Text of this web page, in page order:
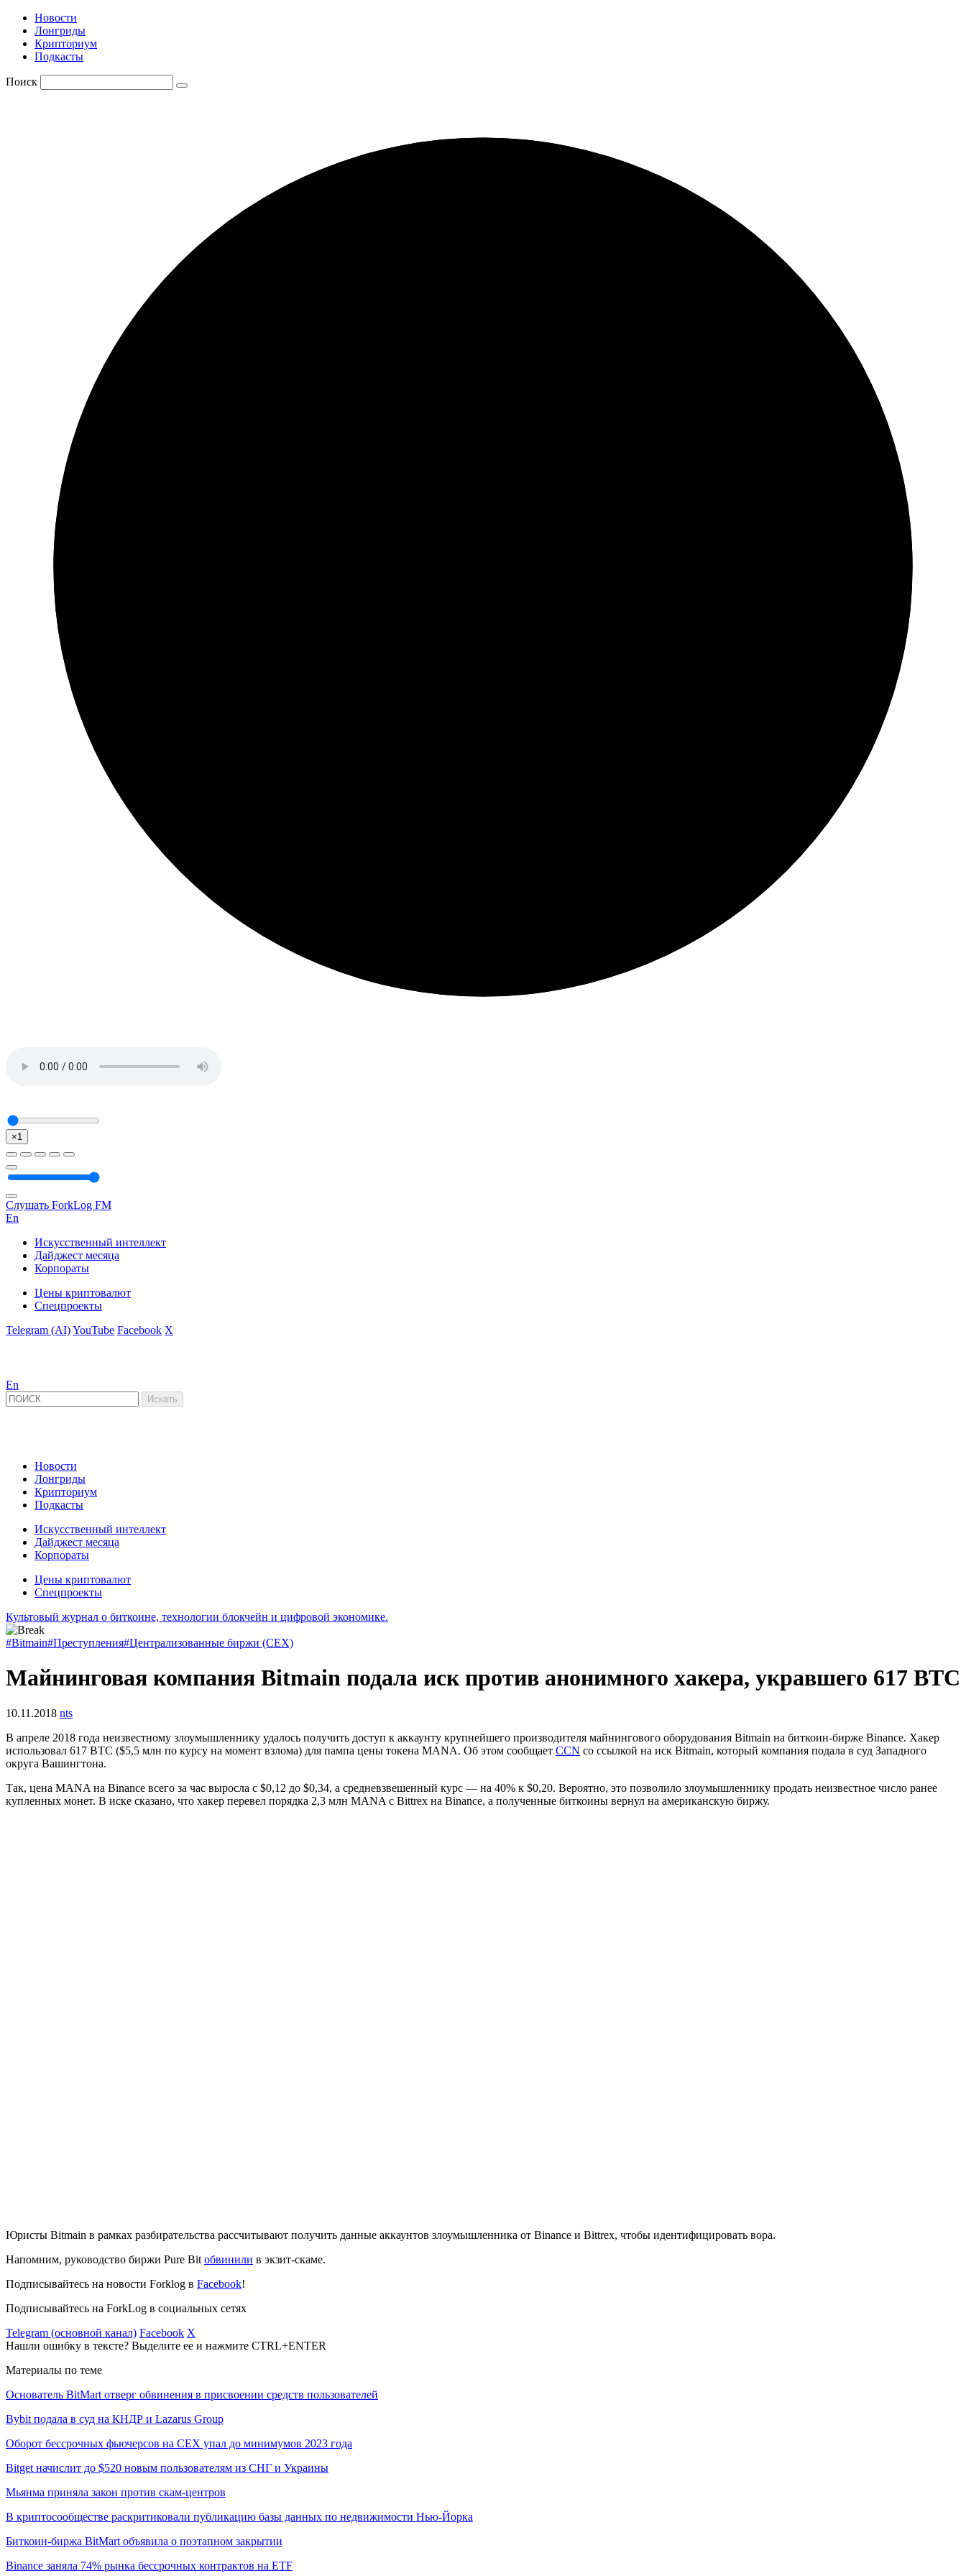
Новости
Лонгриды
Крипториум
Подкасты
Поиск
×1
Слушать ForkLog FM
En
Искусственный интеллект
Дайджест месяца
Корпораты
Цены криптовалют
Спецпроекты
Telegram (AI)YouTube Facebook X
En
Новости
Лонгриды
Крипториум
Подкасты
Искусственный интеллект
Дайджест месяца
Корпораты
Цены криптовалют
Спецпроекты
Культовый журнал о биткоине, технологии блокчейн и цифровой экономике.
#Bitmain#Преступления#Централизованные биржи (CEX)
Майнинговая компания Bitmain подала иск против анонимного хакера, укравшего 617 BTC
10.11.2018 nts
В апреле 2018 года неизвестному злоумышленнику удалось получить доступ к аккаунту крупнейшего производителя майнингового оборудования Bitmain на биткоин-бирже Binance. Хакер
использовал 617 BTC ($5,5 млн по курсу на момент взлома) для пампа цены токена MANA. Об этом сообщает CCN со ссылкой на иск Bitmain, который компания подала в суд Западного
округа Вашингтона.
Так, цена MANA на Binance всего за час выросла с $0,12 до $0,34, а средневзвешенный курс — на 40% к $0,20. Вероятно, это позволило злоумышленнику продать неизвестное число ранее
купленных монет. В иске сказано, что хакер перевел порядка 2,3 млн MANA с Bittrex на Binance, а полученные биткоины вернул на американскую биржу.
Юристы Bitmain в рамках разбирательства рассчитывают получить данные аккаунтов злоумышленника от Binance и Bittrex, чтобы идентифицировать вора.
Напомним, руководство биржи Pure Bit обвинили в экзит-скаме.
Подписывайтесь на новости Forklog в Facebook!
Подписывайтесь на ForkLog в социальных сетях
Telegram (основной канал) Facebook X
Нашли ошибку в тексте? Выделите ее и нажмите CTRL+ENTER
Материалы по теме
Основатель BitMart отверг обвинения в присвоении средств пользователей
Bybit подала в суд на КНДР и Lazarus Group
Оборот бессрочных фьючерсов на CEX упал до минимумов 2023 года
Bitget начислит до $520 новым пользователям из СНГ и Украины
Мьянма приняла закон против скам-центров
В криптосообществе раскритиковали публикацию базы данных по недвижимости Нью-Йорка
Биткоин-биржа BitMart объявила о поэтапном закрытии
Binance заняла 74% рынка бессрочных контрактов на ETF